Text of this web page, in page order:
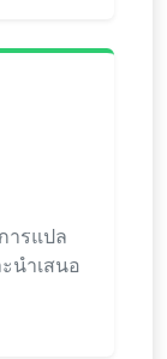
ารแปล
นำเสนอ